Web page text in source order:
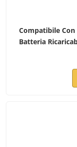
Compatibile Con
Batteria